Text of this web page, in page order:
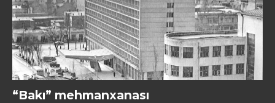
“Bakı” mehmanxanası